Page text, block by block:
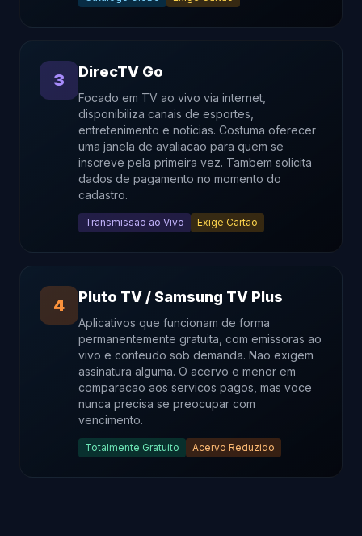
3 DirecTV Go
Focado em TV ao vivo via internet,
disponibiliza canais de esportes,
entretenimento e noticias. Costuma oferecer
uma janela de avaliacao para quem se
inscreve pela primeira vez. Tambem solicita
dados de pagamento no momento do
cadastro.
Transmissao ao Vivo Exige Cartao
4 Pluto TV / Samsung TV Plus
Aplicativos que funcionam de forma
permanentemente gratuita, com emissoras ao
vivo e conteudo sob demanda. Nao exigem
assinatura alguma. O acervo e menor em
comparacao aos servicos pagos, mas voce
nunca precisa se preocupar com
vencimento.
Totalmente Gratuito Acervo Reduzido